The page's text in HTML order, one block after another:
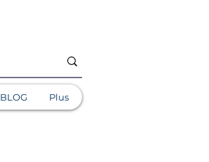
BLOG Plus